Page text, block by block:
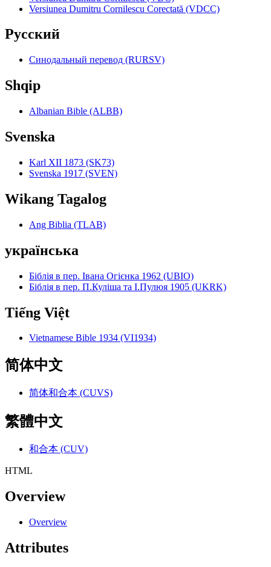
Versiunea Dumitru Cornilescu Corectată (VDCC)
Pyccкий
Синодальный перевод (RURSV)
Shqip
Albanian Bible (ALBB)
Svenska
Karl XII 1873 (SK73)
Svenska 1917 (SVEN)
Wikang Tagalog
Ang Biblia (TLAB)
українська
Біблія в пер. Івана Огієнка 1962 (UBIO)
Біблія в пер. П.Куліша та І.Пулюя 1905 (UKRK)
Tiếng Việt
Vietnamese Bible 1934 (VI1934)
简体中文
简体和合本 (CUVS)
繁體中文
和合本 (CUV)
HTML
Overview
Overview
Attributes